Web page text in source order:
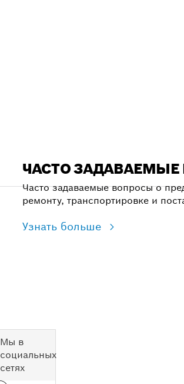
ЧАСТО
Часто задаваемые вопросы о
ремонту, транспортировке и
Узнать больше
Мы в
социальных
сетях